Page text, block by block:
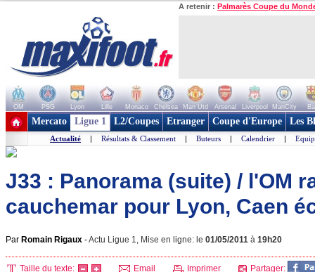
A retenir : Palmarès Coupe du
OM PSG Lyon Lille Monaco Chelsea Man Utd Arsenal Liverpool ManCity
+ de clubs
Mercato Ligue 1 L2/Coupes Etranger Coupe d'Europe Les
Actualité | Résultats & Classement | Buteurs | Calendrier |
J33 : Panorama (suite) / l'OM
cauchemar pour Lyon, Caen
Par Romain Rigaux -Actu Ligue 1, Mise en ligne: le 01/05/2011 à 19h20
Taille du texte: Email Imprimer Partager: